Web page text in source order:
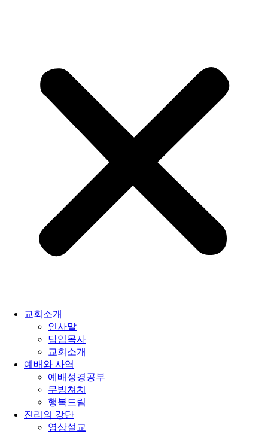
교회소개
인사말
담임목사
교회소개
예배와 사역
예배성경공부
무빙쳐치
행복드림
진리의 강단
영상설교